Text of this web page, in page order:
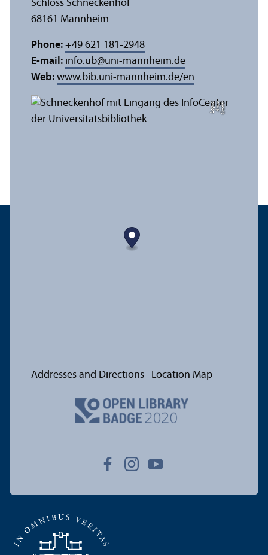
C
r
e
di
t:
A
n
n
a
L
o
g
u
e
Schloss Schneckenhof
68161 Mannheim
Phone: +49 621 181-2948
E-mail: info.ub@uni-mannheim.de
Web: www.bib.uni-mannheim.de/en
Addresses and Directions Location Map